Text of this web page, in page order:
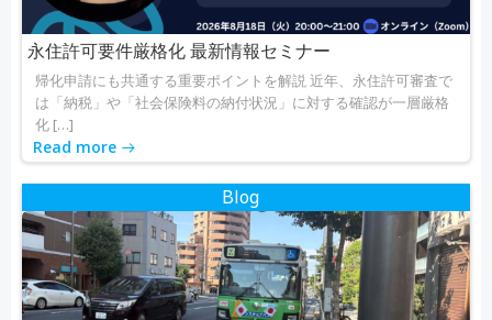
永住許可要件厳格化 最新情報セミナー
帰化申請にも共通する重要ポイントを解説 近年、永住許可審査で
は「納税」や「社会保険料の納付状況」に対する確認が一層厳格
化 […]
Read more
Blog